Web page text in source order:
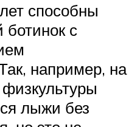
способны
с
например, на
лыжи без